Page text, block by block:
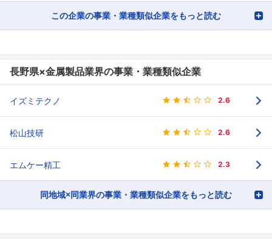
この企業の事業・業種類似企業をもっと読む
長野県×金属製品業界の事業・業種類似企業
イズミテクノ 2.6
松山技研 2.6
エムケー精工 2.3
同地域×同業界の事業・業種類似企業をもっと読む